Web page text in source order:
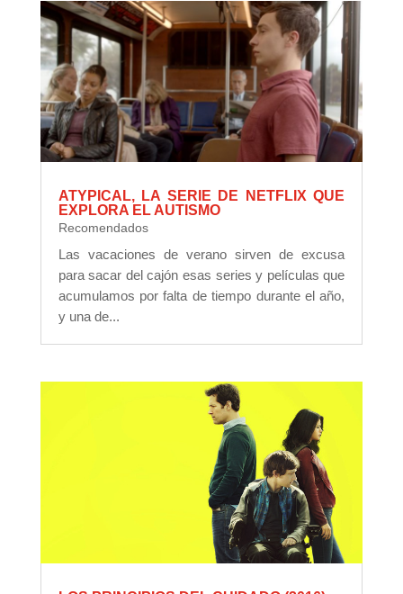
ATYPICAL, LA SERIE DE NETFLIX QUE
EXPLORA EL AUTISMO
Recomendados
Las vacaciones de verano sirven de excusa
para sacar del cajón esas series y películas que
acumulamos por falta de tiempo durante el año,
y una de...